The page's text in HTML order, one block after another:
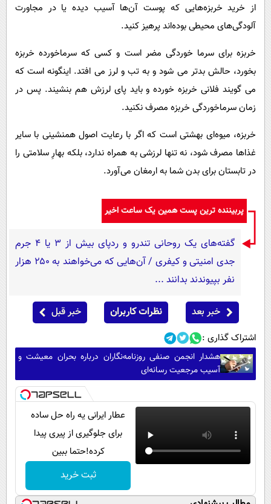
از خرید خربزه‌هایی که پوست آن‌ها آسیب دیده یا در مجاورت
آلودگی‌های محیطی بوده‌اند پرهیز کنید.
خربزه برای سرما خوردگی مضر است و کسی که سرماخورده خربزه
بخورد، حالش بدتر می شود و به تب و لرز می افتد. اینگونه است که
می گویند فلانی خربزه خورده و باید پای لرزش هم بنشیند. پس در
زمان سرماخوردگی خربزه مصرف نکنید.
خربزه، میوه‌ای بهشتی است که اگر با رعایت اصول همنشینی با سایر
غذاها مصرف شود، نه تنها لرزشی به همراه ندارد، بلکه بهارِ سلامتی را
در تابستان برای بدن شما به ارمغان می‌آورد.
پربیننده ترین پست همین یک ساعت اخیر
گفته‌های یک روحانی تندرو و ردپای بیش از ۳ یا ۴ جرم
جدی امنیتی و کیفری / آن‌هایی که می‌خواهند به ۲۵۰ هزار
نفر بپیوندند بدانند ...
خبر بعد نظرات کاربران خبر قبل
اشتراک گذاری :
هشدار انجمن صنفی روزنامه‌نگاران درباره بحران معیشت و
آسیب مرجعیت رسانه‌ای
عطار ایرانی یه راه حل ساده
برای جلوگیری از پیری پیدا
کرده!حتما ببین
ثبت خرید